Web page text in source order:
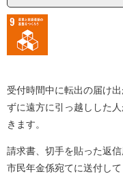
受付時間中に転出の届け
ずに遠方に引っ越しした
きます。
請求書、切手を貼った返
市民年金係宛てに送付して